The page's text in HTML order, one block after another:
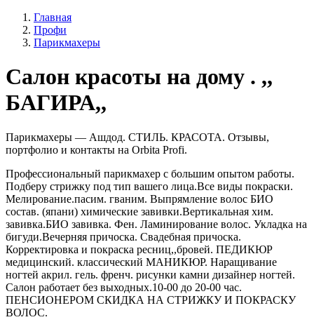
Главная
Профи
Парикмахеры
Салон красоты на дому . ,,
БАГИРА,,
Парикмахеры — Ашдод. СТИЛЬ. КРАСОТА. Отзывы,
портфолио и контакты на Orbita Profi.
Профессиональный парикмахер с большим опытом работы.
Подберу стрижку под тип вашего лица.Все виды покраски.
Мелирование.пасим. гваним. Выпрямление волос БИО
состав. (япани) химические завивки.Вертикальная хим.
завивка.БИО завивка. Фен. Ламинирование волос. Укладка на
бигуди.Вечерняя причоска. Свадебная причоска.
Корректировка и покраска ресниц,,бровей. ПЕДИКЮР
медицинский. классический МАНИКЮР. Наращивание
ногтей акрил. гель. френч. рисунки камни дизайнер ногтей.
Салон работает без выходных.10-00 до 20-00 час.
ПЕНСИОНЕРОМ СКИДКА НА СТРИЖКУ И ПОКРАСКУ
ВОЛОС.